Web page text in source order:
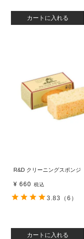
カートに入れる
R&D クリーニングスポンジ
¥ 660 税込
カートに入れる
3.83 （6）